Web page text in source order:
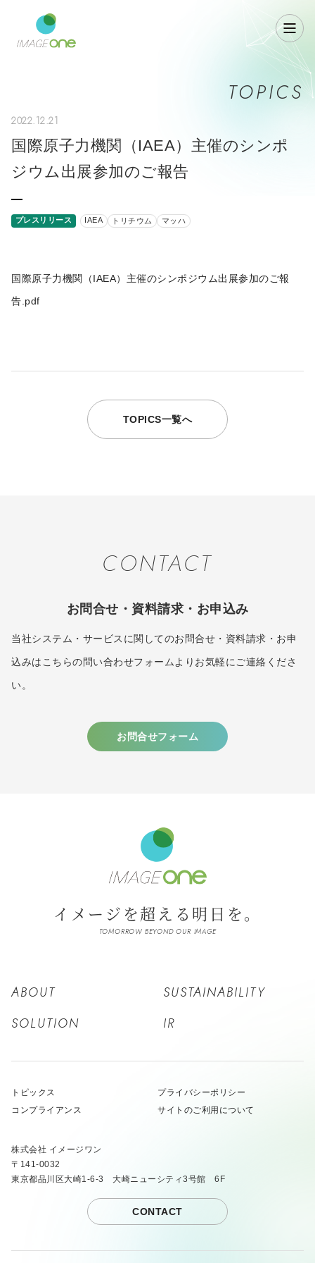
TOPICS
2022.12.21
国際原子力機関（IAEA）主催のシンポ
ジウム出展参加のご報告
プレスリリース IAEA トリチウム マッハ
国際原子力機関（IAEA）主催のシンポジウム出展参加のご報
告.pdf
TOPICS一覧へ
CONTACT
お問合せ・資料請求・お申込み
当社システム・サービスに関してのお問合せ・資料請求・お申
込みはこちらの問い合わせフォームよりお気軽にご連絡くださ
い。
お問合せフォーム
イメージを超える明日を。
TOMORROW BEYOND OUR IMAGE
ABOUT
SOLUTION
SUSTAINABILITY
IR
トピックス
プライバシーポリシー
コンプライアンス
サイトのご利用について
株式会社 イメージワン
〒141-0032
東京都品川区大崎1-6-3 大崎ニューシティ3号館 6F
CONTACT